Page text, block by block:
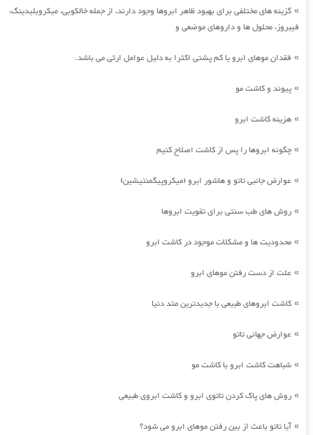
» گزینه های مختلفی برای بهبود ظاهر ابروها وجود دارند، از جمله خالکوبی، میکروبلیدینگ،
فیبروز، محلول ها و داروهای موضعی و
» فقدان موهای ابرو یا کم پشتی اکثرا به دلیل عوامل ارثی می باشد.
» پیوند و کاشت مو
» هزینه کاشت ابرو
» چگونه ابروها را پس از کاشت اصلاح کنیم
» عوارض جانبی تاتو و هاشور ابرو (میکروپیگمنتیشین)
» روش های طب سنتی برای تقویت ابروها
» محدودیت ها و مشکلات موجود در کاشت ابرو
» علت از دست رفتن موهای ابرو
» کاشت ابروهای طبیعی با جدیدترین متد دنیا
» عوارض جهانی تاتو
» شباهت کاشت ابرو با کاشت مو
» روش های پاک کردن تاتوی ابرو و کاشت ابروی طبیعی
»آیا تاتو باعث از بین رفتن موهای ابرو می شود؟